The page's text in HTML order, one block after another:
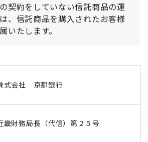
契約をしていない信託商品の運
、信託商品を購入されたお客様
いたします。
式会社 京都銀行
畿財務局長（代信）第２５号